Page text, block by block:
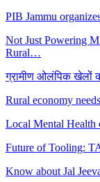
PIB Jammu
Not Just Powering
Rural…
ग्रामीण ओलंपिक खेलों
Rural economy
Local Mental Health
Future of Tooling:
Know about Jal